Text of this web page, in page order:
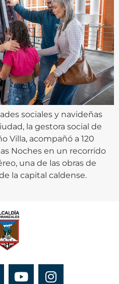
sociales y navideñas
la gestora social de
Villa, acompañó a 120
Noches en un recorrido
una de las obras de
la capital caldense.